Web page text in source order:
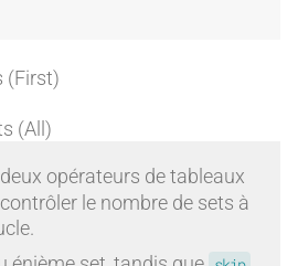
(First)
(All)
opérateurs de tableaux
le nombre de sets à